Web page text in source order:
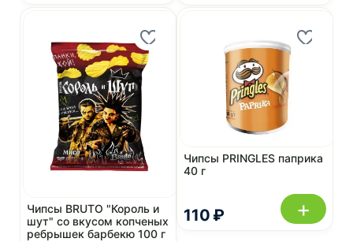
Чипсы BRUTO "Король и
шут" со вкусом копченых
ребрышек барбекю 100 г
110 ₽
Чипсы PRINGLES паприка
40 г
+